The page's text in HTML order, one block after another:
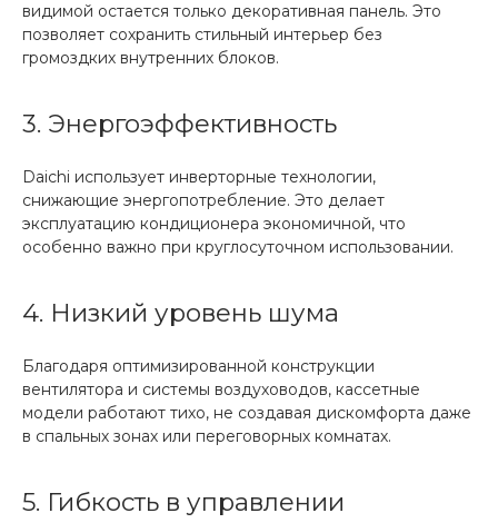
видимой остается только декоративная панель. Это
позволяет сохранить стильный интерьер без
громоздких внутренних блоков.
3. Энергоэффективность
Daichi использует инверторные технологии,
снижающие энергопотребление. Это делает
эксплуатацию кондиционера экономичной, что
особенно важно при круглосуточном использовании.
4. Низкий уровень шума
Благодаря оптимизированной конструкции
вентилятора и системы воздуховодов, кассетные
модели работают тихо, не создавая дискомфорта даже
в спальных зонах или переговорных комнатах.
5. Гибкость в управлении